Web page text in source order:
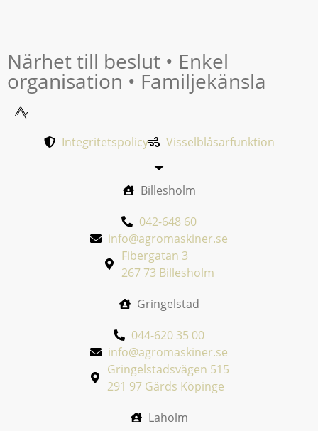
Närhet till beslut • Enkel
organisation • Familjekänsla
Integritetspolicy Visselblåsarfunktion
Billesholm
042-648 60
info@agromaskiner.se
Fibergatan 3
267 73 Billesholm
Gringelstad
044-620 35 00
info@agromaskiner.se
Gringelstadsvägen 515
291 97 Gärds Köpinge
Laholm